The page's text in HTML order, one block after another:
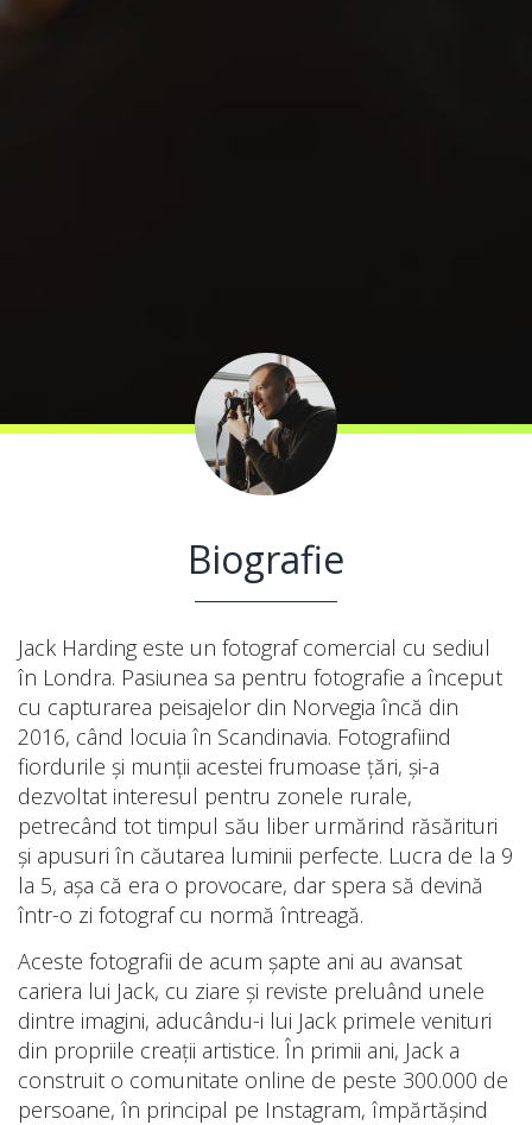
Biografie
Jack Harding este un fotograf comercial cu sediul
în Londra. Pasiunea sa pentru fotografie a început
cu capturarea peisajelor din Norvegia încă din
2016, când locuia în Scandinavia. Fotografiind
fiordurile și munții acestei frumoase țări, și-a
dezvoltat interesul pentru zonele rurale,
petrecând tot timpul său liber urmărind răsărituri
și apusuri în căutarea luminii perfecte. Lucra de la 9
la 5, așa că era o provocare, dar spera să devină
într-o zi fotograf cu normă întreagă.
Aceste fotografii de acum șapte ani au avansat
cariera lui Jack, cu ziare și reviste preluând unele
dintre imagini, aducându-i lui Jack primele venituri
din propriile creații artistice. În primii ani, Jack a
construit o comunitate online de peste 300.000 de
persoane, în principal pe Instagram, împărtășind